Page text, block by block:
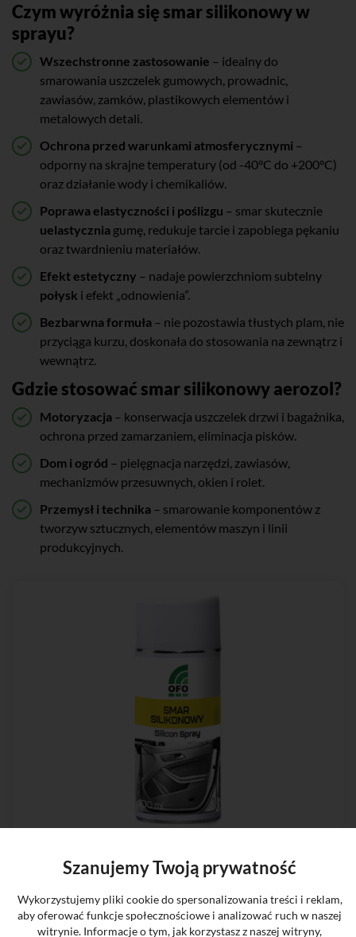
Czym wyróżnia się smar silikonowy w
sprayu?
Wszechstronne zastosowanie – idealny do
smarowania uszczelek gumowych, prowadnic,
zawiasów, zamków, plastikowych elementów i
metalowych detali.
Ochrona przed warunkami atmosferycznymi –
odporny na skrajne temperatury (od -40°C do +200°C)
oraz działanie wody i chemikaliów.
Poprawa elastyczności i poślizgu – smar skutecznie
uelastycznia gumę, redukuje tarcie i zapobiega pękaniu
oraz twardnieniu materiałów.
Efekt estetyczny – nadaje powierzchniom subtelny
połysk i efekt „odnowienia”.
Bezbarwna formuła – nie pozostawia tłustych plam, nie
przyciąga kurzu, doskonała do stosowania na zewnątrz i
wewnątrz.
Gdzie stosować smar silikonowy aerozol?
Motoryzacja – konserwacja uszczelek drzwi i bagażnika,
ochrona przed zamarzaniem, eliminacja pisków.
Dom i ogród – pielęgnacja narzędzi, zawiasów,
mechanizmów przesuwnych, okien i rolet.
Przemysł i technika – smarowanie komponentów z
tworzyw sztucznych, elementów maszyn i linii
produkcyjnych.
Równomiernie rozpylić produkt z odległości ok. 20–30 cm
na wybrany obszar.
Pozostawić na kilka minut, aby środek mógł się
odpowiednio związać z powierzchnią i wyschnąć.
W razie potrzeby usunąć nadmiar przy pomocy czystej
szmatki.
Uwaga:Unikać kontaktu z oczami i skórą. Przechowywać
poza zasięgiem dzieci
Polecane produkty
Szanujemy Twoją prywatność
Wykorzystujemy pliki cookie do spersonalizowania treści i reklam,
aby oferować funkcje społecznościowe i analizować ruch w naszej
witrynie. Informacje o tym, jak korzystasz z naszej witryny,